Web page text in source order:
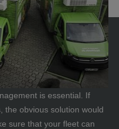
is essential. If
the obvious solution would
sure that your fleet can